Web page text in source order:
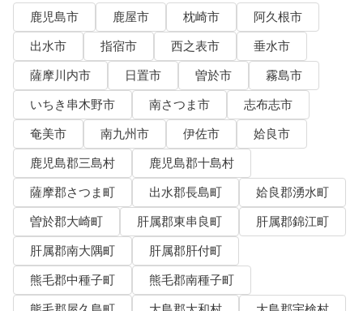
鹿児島市 鹿屋市 枕崎市
阿久根市
出水市
指宿市 西之表市
垂水市
薩摩川内市
日置市 曽於市
霧島市
いちき串木野市
南さつま市
志布志市
奄美市
南九州市 伊佐市
姶良市
鹿児島郡三島村
鹿児島郡十島村
薩摩郡さつま町
出水郡長島町
姶良郡湧水町
曽於郡大崎町
肝属郡東串良町
肝属郡錦江町
肝属郡南大隅町
肝属郡肝付町
熊毛郡中種子町
熊毛郡南種子町